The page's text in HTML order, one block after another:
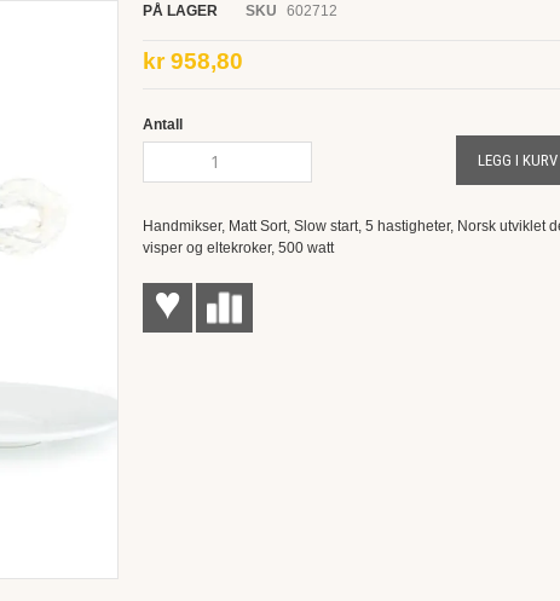
PÅ LAGER SKU 602712
kr 958,80
Antall
LEGG I KURV
Handmikser, Matt Sort, Slow start, 5 hastigheter, Norsk utviklet
visper og eltekroker, 500 watt
♥